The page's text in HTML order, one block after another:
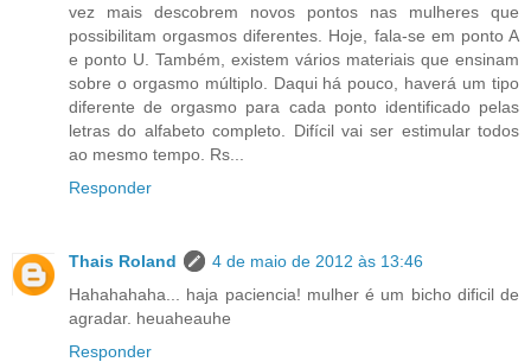
vez mais descobrem novos pontos nas mulheres que
possibilitam orgasmos diferentes. Hoje, fala-se em ponto A
e ponto U. Também, existem vários materiais que ensinam
sobre o orgasmo múltiplo. Daqui há pouco, haverá um tipo
diferente de orgasmo para cada ponto identificado pelas
letras do alfabeto completo. Difícil vai ser estimular todos
ao mesmo tempo. Rs...
Responder
Thais Roland
4 de maio de 2012 às 13:46
Hahahahaha... haja paciencia! mulher é um bicho dificil de
agradar. heuaheauhe
Responder